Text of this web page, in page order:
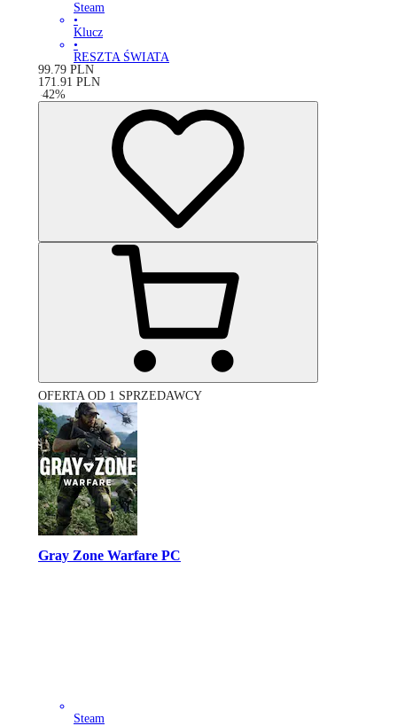
Steam
•
Klucz
•
RESZTA ŚWIATA
99.79 PLN
171.91 PLN
-42%
OFERTA OD 1 SPRZEDAWCY
Gray Zone Warfare PC
Steam